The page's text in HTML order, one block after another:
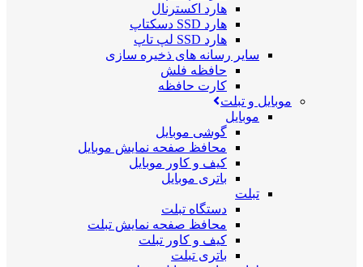
هارد اکسترنال
هارد SSD دسکتاپ
هارد SSD لپ تاپ
سایر رسانه های ذخیره سازی
حافظه فلش
کارت حافظه
موبایل و تبلت
موبایل
گوشی موبایل
محافظ صفحه نمایش موبایل
کیف و کاور موبایل
باتری موبایل
تبلت
دستگاه تبلت
محافظ صفحه نمایش تبلت
کیف و کاور تبلت
باتری تبلت